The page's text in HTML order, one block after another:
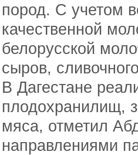
пород. С учетом
качественной
белорусской
сыров,
В Дагестане
плодохранилищ,
мяса, отметил
направлениями